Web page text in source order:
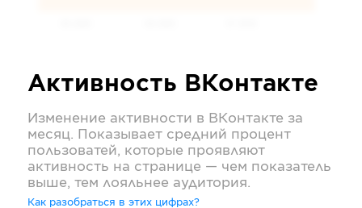
Активность ВКонтакте
Изменение активности в ВКонтакте за
месяц. Показывает средний процент
пользоватей, которые проявляют
активность на странице — чем показатель
выше, тем лояльнее аудитория.
Как разобраться в этих цифрах?